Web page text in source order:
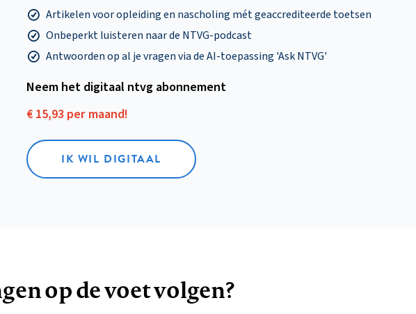
Artikelen voor opleiding en nascholing mét geaccrediteerde toetsen
Onbeperkt luisteren naar de NTVG-podcast
Antwoorden op al je vragen via de AI-toepassing 'Ask NTVG'
Neem het digitaal ntvg abonnement
€ 15,93 per maand!
IK WIL DIGITAAL
op de voet volgen?